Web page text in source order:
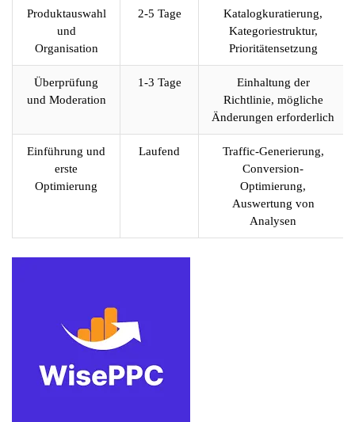
Produktauswahl
und
Organisation
2-5 Tage
Katalogkuratierung,
Kategoriestruktur,
Prioritätensetzung
Überprüfung
und Moderation
1-3 Tage
Einhaltung der
Richtlinie, mögliche
Änderungen erforderlich
Einführung und
erste
Optimierung
Laufend
Traffic-Generierung,
Conversion-
Optimierung,
Auswertung von
Analysen